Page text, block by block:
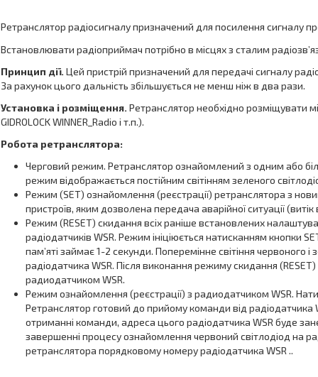
Ретранслятор радіосигналу призначений для посилення сигналу
Встановлювати радіоприймач потрібно в місцях з сталим
Принцип дії. Цей пристрій призначений для передачі сигналу
За рахунок цього дальність збільшується не менш ніж в два рази.
Установка і розміщення. Ретранслятор необхідно розміщувати
GIDROLOCK WINNER_Radio і т.п.).
Робота ретранслятора:
Черговий режим. Ретранслятор ознайомлений з одним або
режим відображається постійним світінням зеленого
Режим (SET) ознайомлення (реєстрації) ретранслятора з
пристроїв, яким дозволена передача аварійної ситуації
Режим (RESET) скидання всіх раніше встановлених
радіодатчиків WSR. Режим ініціюється натисканням кнопки
пам’яті займає 1-2 секунди. Поперемінне світіння червоного
радіодатчика WSR. Після виконання режиму скидання
радиодатчиком WSR.
Режим ознайомлення (реєстрації) з радиодатчиком WSR.
Ретранслятор готовий до прийому команди від
отриманні команди, адреса цього радіодатчика WSR буде
завершенні процесу ознайомлення червоний світлодіод на
ретранслятора порядковому номеру радіодатчика WSR ..